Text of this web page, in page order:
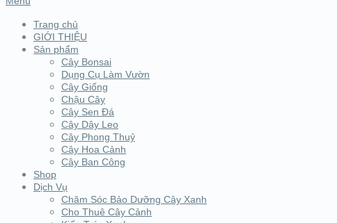
Trang chủ
GIỚI THIỆU
Sản phẩm
Cây Bonsai
Dụng Cụ Làm Vườn
Cây Giống
Chậu Cây
Cây Sen Đá
Cây Dây Leo
Cây Phong Thuỷ
Cây Hoa Cảnh
Cây Ban Công
Shop
Dịch Vụ
Chăm Sóc Bảo Dưỡng Cây Xanh
Cho Thuê Cây Cảnh